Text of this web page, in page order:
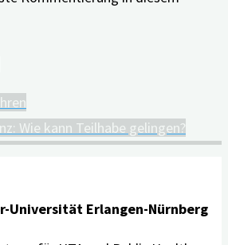
Wie kann Teilhabe gelingen?
Universität Erlangen-Nürnberg